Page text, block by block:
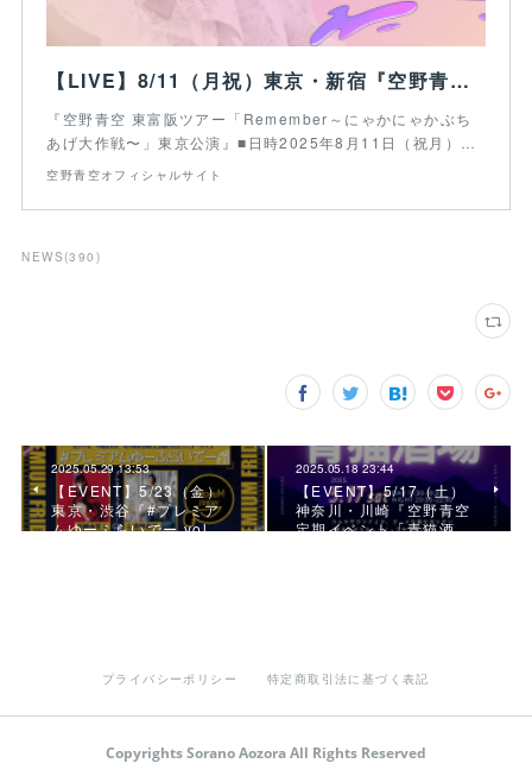
【LIVE】8/11（月祝）東京・新宿『空野青空 東富阪ツアー「Remember～にゃかにゃかぶちあげ大作戦〜」東京公演』
『空野青空 東富阪ツアー「Remember～にゃかにゃかぶち
あげ大作戦〜」東京公演』■日時2025年8月11日（祝月）…
空野青空オフィシャルサイト
NEWS (390 )
2025.05.29 13:53
【EVENT】5/23（金）
東京・渋谷『#プレミア
ムゆーふらいでー vol.…
2025.05.18 23:44
【EVENT】5/17（土）
神奈川・川崎『空野青空
定期イベント「青猫酒…
プライバシーポリシー 特定商取引法に基づく表記
Copyrights Sorano Aozora All Rights Reserved